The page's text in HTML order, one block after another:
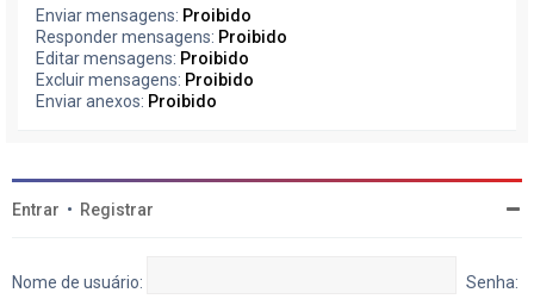
Enviar mensagens: Proibido
Responder mensagens: Proibido
Editar mensagens: Proibido
Excluir mensagens: Proibido
Enviar anexos: Proibido
Entrar • Registrar
Nome de usuário: Senha: